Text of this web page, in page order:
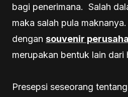
bagi penerimana. Salah
maka salah pula
dengan souvenir
merupakan bentuk lain dari
Presepsi seseorang